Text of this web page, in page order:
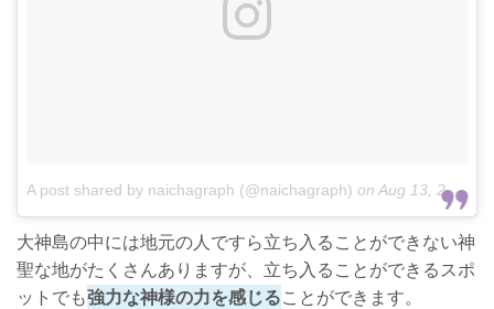
A post shared by naichagraph (@naichagraph) on Aug 13, 2018 at 4:03pm PDT
大神島の中には地元の人ですら立ち入ることができない神
聖な地がたくさんありますが、立ち入ることができるスポ
ットでも強力な神様の力を感じることができます。